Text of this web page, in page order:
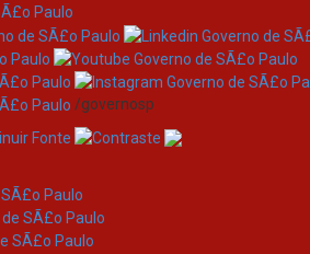
/governosp